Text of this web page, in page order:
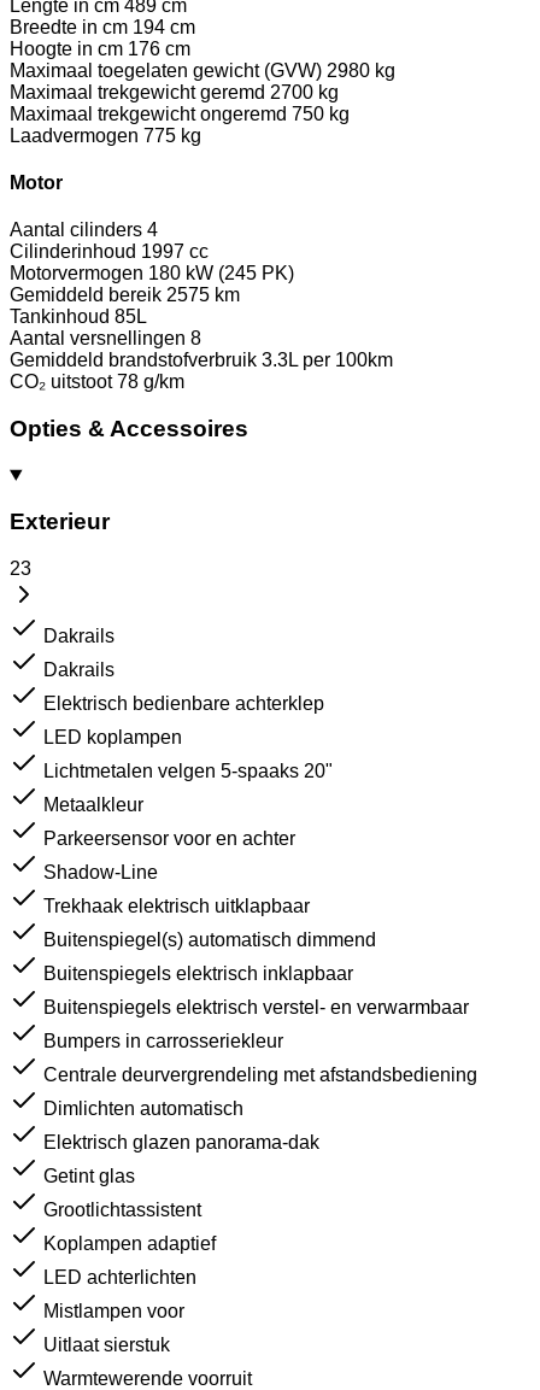
Lengte in cm 489 cm
Breedte in cm 194 cm
Hoogte in cm 176 cm
Maximaal toegelaten gewicht (GVW) 2980 kg
Maximaal trekgewicht geremd 2700 kg
Maximaal trekgewicht ongeremd 750 kg
Laadvermogen 775 kg
Motor
Aantal cilinders 4
Cilinderinhoud 1997 cc
Motorvermogen 180 kW (245 PK)
Gemiddeld bereik 2575 km
Tankinhoud 85L
Aantal versnellingen 8
Gemiddeld brandstofverbruik 3.3L per 100km
CO₂ uitstoot 78 g/km
Opties & Accessoires
Exterieur
23
Dakrails
Dakrails
Elektrisch bedienbare achterklep
LED koplampen
Lichtmetalen velgen 5-spaaks 20"
Metaalkleur
Parkeersensor voor en achter
Shadow-Line
Trekhaak elektrisch uitklapbaar
Buitenspiegel(s) automatisch dimmend
Buitenspiegels elektrisch inklapbaar
Buitenspiegels elektrisch verstel- en verwarmbaar
Bumpers in carrosseriekleur
Centrale deurvergrendeling met afstandsbediening
Dimlichten automatisch
Elektrisch glazen panorama-dak
Getint glas
Grootlichtassistent
Koplampen adaptief
LED achterlichten
Mistlampen voor
Uitlaat sierstuk
Warmtewerende voorruit